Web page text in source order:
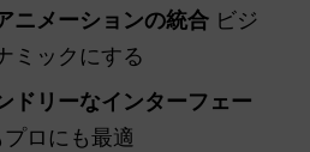
ニメーションの統合 ビジ
ミックにする
ドリーなインターフェー
ロにも最適